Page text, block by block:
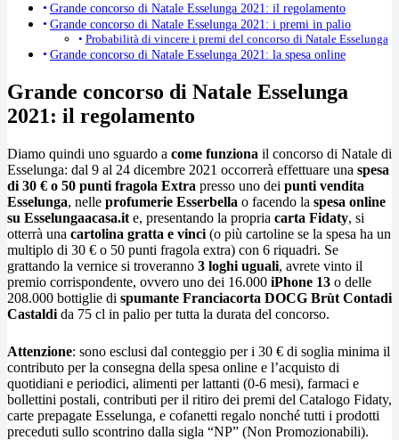
Grande concorso di Natale Esselunga 2021: il regolamento
Grande concorso di Natale Esselunga 2021: i premi in palio
Probabilità di vincere i premi del concorso di Natale Esselunga
Grande concorso di Natale Esselunga 2021: la spesa online
Grande concorso di Natale Esselunga
2021: il regolamento
Diamo quindi uno sguardo a come funziona il concorso di Natale di
Esselunga: dal 9 al 24 dicembre 2021 occorrerà effettuare una spesa
di 30 € o 50 punti fragola Extra presso uno dei punti vendita
Esselunga, nelle profumerie Esserbella o facendo la spesa online
su Esselungaacasa.it e, presentando la propria carta Fidaty, si
otterrà una cartolina gratta e vinci (o più cartoline se la spesa ha un
multiplo di 30 € o 50 punti fragola extra) con 6 riquadri. Se
grattando la vernice si troveranno 3 loghi uguali, avrete vinto il
premio corrispondente, ovvero uno dei 16.000 iPhone 13 o delle
208.000 bottiglie di spumante Franciacorta DOCG Brùt Contadi
Castaldi da 75 cl in palio per tutta la durata del concorso.
Attenzione: sono esclusi dal conteggio per i 30 € di soglia minima il
contributo per la consegna della spesa online e l’acquisto di
quotidiani e periodici, alimenti per lattanti (0-6 mesi), farmaci e
bollettini postali, contributi per il ritiro dei premi del Catalogo Fidaty,
carte prepagate Esselunga, e cofanetti regalo nonché tutti i prodotti
preceduti sullo scontrino dalla sigla “NP” (Non Promozionabili).